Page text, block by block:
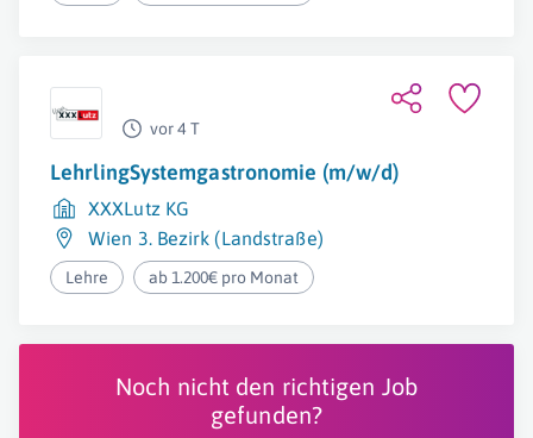
vor 4 T
LehrlingSystemgastronomie (m/w/d)
XXXLutz KG
Wien 3. Bezirk (Landstraße)
Lehre ab 1.200€ pro Monat
Noch nicht den richtigen Job
gefunden?